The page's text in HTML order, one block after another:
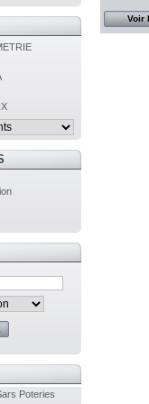
Poteries
Voir